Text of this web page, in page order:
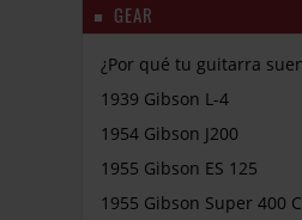
GEAR
¿Por qué tu guitarra
1939 Gibson L-4
1954 Gibson J200
1955 Gibson ES 125
1955 Gibson Super 400